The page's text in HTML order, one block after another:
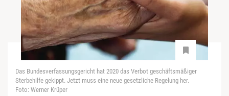
Das Bundesverfassungsgericht hat 2020 das Verbot geschäftsmäßiger
Sterbehilfe gekippt. Jetzt muss eine neue gesetzliche Regelung her.
Foto: Werner Krüper